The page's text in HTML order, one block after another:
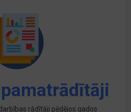
rādītāji pēdējos gados